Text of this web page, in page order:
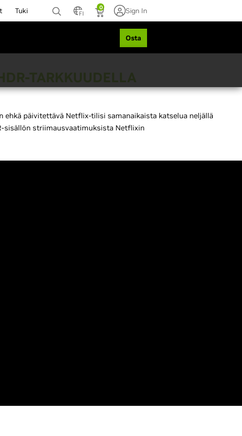
Tuki FI
0 Sign In
Osta
TARKKUUDELLA
päivitettävä Netflix-tilisi samanaikaista katselua neljällä
sisällön striimausvaatimuksista Netflixin